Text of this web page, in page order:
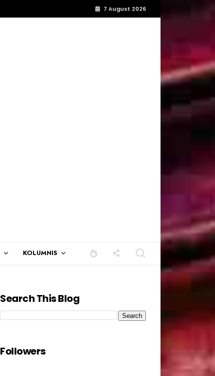
7 August 2026
KOLUMNIS
Search This Blog
Followers